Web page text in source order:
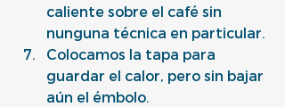
caliente sobre el café sin
nunguna técnica en particular.
Colocamos la tapa para
guardar el calor, pero sin bajar
aún el émbolo.